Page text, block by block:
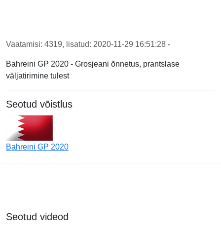
Vaatamisi: 4319, lisatud: 2020-11-29 16:51:28 -
Bahreini GP 2020 - Grosjeani õnnetus, prantslase
väljatirimine tulest
Seotud võistlus
Bahreini GP 2020
Seotud videod